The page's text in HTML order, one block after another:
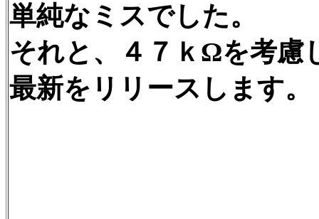
単純なミスでした。
それと、４７ｋΩを考慮
最新をリリースします。